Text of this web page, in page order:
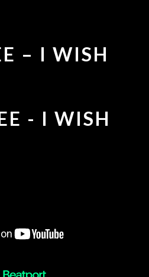
– I WISH
- I WISH